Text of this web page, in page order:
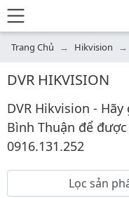
Trang Chủ Hikvision
DVR HIKVISION
DVR Hikvision -
Bình Thuận để
0916.131.252
Lọc sản